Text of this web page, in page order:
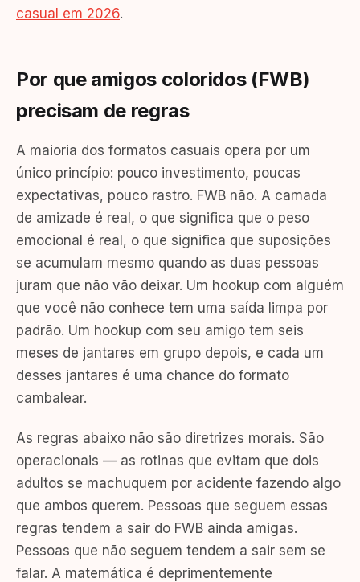
casual em 2026.
Por que amigos coloridos (FWB)
precisam de regras
A maioria dos formatos casuais opera por um
único princípio: pouco investimento, poucas
expectativas, pouco rastro. FWB não. A camada
de amizade é real, o que significa que o peso
emocional é real, o que significa que suposições
se acumulam mesmo quando as duas pessoas
juram que não vão deixar. Um hookup com alguém
que você não conhece tem uma saída limpa por
padrão. Um hookup com seu amigo tem seis
meses de jantares em grupo depois, e cada um
desses jantares é uma chance do formato
cambalear.
As regras abaixo não são diretrizes morais. São
operacionais — as rotinas que evitam que dois
adultos se machuquem por acidente fazendo algo
que ambos querem. Pessoas que seguem essas
regras tendem a sair do FWB ainda amigas.
Pessoas que não seguem tendem a sair sem se
falar. A matemática é deprimentemente